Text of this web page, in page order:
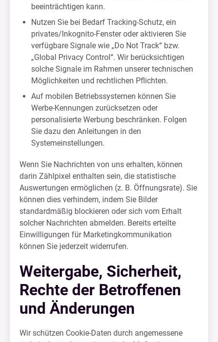
beeinträchtigen kann.
Nutzen Sie bei Bedarf Tracking-Schutz, ein
privates/Inkognito-Fenster oder aktivieren Sie
verfügbare Signale wie „Do Not Track“ bzw.
„Global Privacy Control“. Wir berücksichtigen
solche Signale im Rahmen unserer technischen
Möglichkeiten und rechtlichen Pflichten.
Auf mobilen Betriebssystemen können Sie
Werbe-Kennungen zurücksetzen oder
personalisierte Werbung beschränken. Folgen
Sie dazu den Anleitungen in den
Systemeinstellungen.
Wenn Sie Nachrichten von uns erhalten, können
darin Zählpixel enthalten sein, die statistische
Auswertungen ermöglichen (z. B. Öffnungsrate). Sie
können dies verhindern, indem Sie Bilder
standardmäßig blockieren oder sich vom Erhalt
solcher Nachrichten abmelden. Bereits erteilte
Einwilligungen für Marketingkommunikation
können Sie jederzeit widerrufen.
Weitergabe, Sicherheit,
Rechte der Betroffenen
und Änderungen
Wir schützen Cookie-Daten durch angemessene